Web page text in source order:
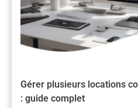
Gérer plusieurs locations
: guide complet